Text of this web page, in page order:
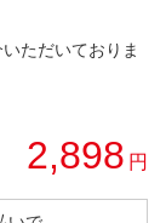
ただいておりま
2,898 円